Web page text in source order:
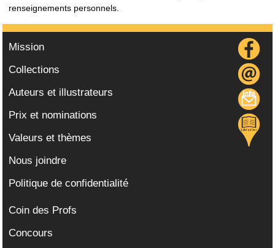
renseignements personnels.
Mission
Collections
Auteurs et illustrateurs
Prix et nominations
Valeurs et thèmes
Nous joindre
Politique de confidentialité
Coin des Profs
Concours